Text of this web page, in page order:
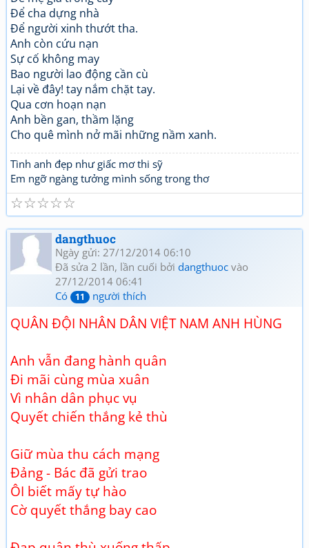
Để cha dựng nhà
Để người xinh thướt tha.
Anh còn cứu nạn
Sự cố không may
Bao người lao động cần cù
Lại về đây! tay nắm chặt tay.
Qua cơn hoạn nạn
Anh bền gan, thầm lặng
Cho quê mình nở mãi những nầm xanh.
Tình anh đẹp như giấc mơ thi sỹ
Em ngỡ ngàng tưởng mình sống trong thơ
☆
☆
☆
☆
☆
dangthuoc
Ngày gửi: 27/12/2014 06:10
Đã sửa 2 lần, lần cuối bởi dangthuoc vào
27/12/2014 06:41
Có
11 người thích
QUÂN ĐỘI NHÂN DÂN VIỆT NAM ANH HÙNG
Anh vẫn đang hành quân
Đi mãi cùng mùa xuân
Vì nhân dân phục vụ
Quyết chiến thắng kẻ thù
Giữ mùa thu cách mạng
Đảng - Bác đã gửi trao
ÔI biết mấy tự hào
Cờ quyết thắng bay cao